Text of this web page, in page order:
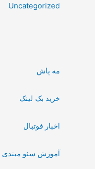
Uncategorized
مه پاش
خرید بک لینک
اخبار فوتبال
آموزش سئو مبتدی